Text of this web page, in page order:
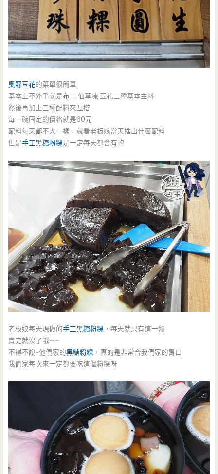
奧野豆花的菜單很簡單
基本上不外乎就是布丁.仙草凍.豆花三種基本主料
然後再加上三種配料來互搭
每一碗固定的價格就是60元
配料每天都不大一樣，就看老板娘當天推出什麼配料
但是手工黑糖粉粿是一定每天都會有的
老板娘每天現做的手工黑糖粉粿 ，每天就只有這一盤
賣完就沒了哦~~~
不得不說~他們家的黑糖粉粿 ，真的是非常合我們家的胃口
我們家每次來一定都要吃這個粉粿呀